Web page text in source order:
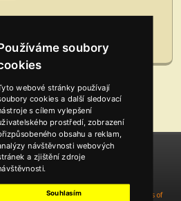
soubory
webové stránky používají
cookies a další sledovací
s cílem vylepšení
prostředí, zobrazení
obsahu a reklam,
návštěvnosti webových
a zjištění zdroje
Souhlasím
2026
and the GooglePrivacy Policy Terms of